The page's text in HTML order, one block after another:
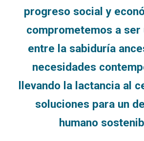
progreso social y
comprometemos a ser
entre la sabiduría
necesidades
llevando la lactancia al
soluciones para un
humano